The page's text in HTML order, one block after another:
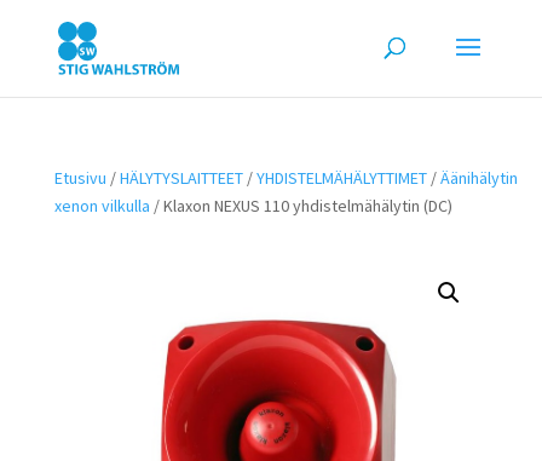
Etusivu /HÄLYTYSLAITTEET/YHDISTELMÄHÄLYTTIMET/Äänihälytin
xenon vilkulla / Klaxon NEXUS 110 yhdistelmähälytin (DC)